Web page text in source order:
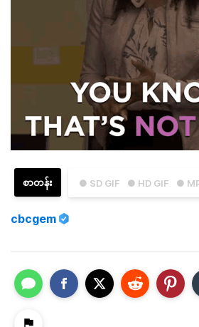
● SD GIF ● HD GIF ●
စာတန်း
cbcgem